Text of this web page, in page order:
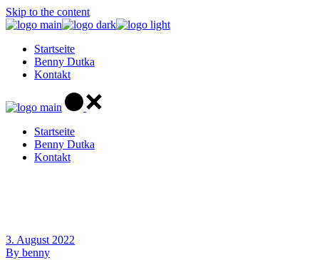
Skip to the content
Startseite
Benny Dutka
Kontakt
Startseite
Benny Dutka
Kontakt
3. August 2022
By benny